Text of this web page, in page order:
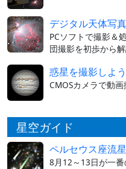
デジタル天体写
PCソフトで撮影＆
団撮影を初歩から
惑星を撮影しよう
CMOSカメラで動
星空ガイド
ペルセウス座流
8月12～13日が一